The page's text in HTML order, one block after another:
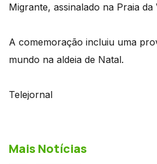
Migrante, assinalado na Praia da
A comemoração incluiu uma
mundo na aldeia de Natal.
Telejornal
Mais Notícias